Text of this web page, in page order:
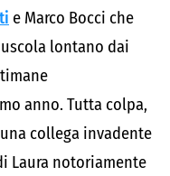
e Marco Bocci che
lontano dai
anno. Tutta colpa,
collega invadente
Laura notoriamente